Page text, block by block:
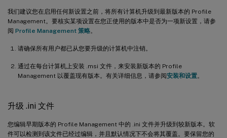
我们建议您在启用任何新设置之前，将所有计算机升级到最新版本的 Profile
Management。要核实某项设置在您正使用的版本中是否为一项新设置，请参
阅 Profile Management 策略。
请确保所有用户都已从您要升级的计算机中注销。
通过在每台计算机上安装 .msi 文件，来安装新版本的 Profile
Management 以覆盖现有版本。有关详细信息，请参阅安装和设置。
升级 .ini 文件
您编辑早期版本的 Profile Management 中的 .ini 文件并升级到较新版本。软
件可以检测到该文件已经过编辑，并且默认情况下不会将其覆盖。要保留您的